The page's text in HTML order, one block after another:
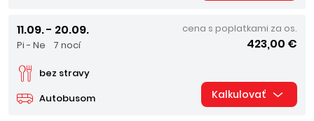
11.09. - 20.09.
Pi - Ne 7 nocí
Autobusom
bez stravy
cena s poplatkami za os.
423,00 €
Kalkulovať